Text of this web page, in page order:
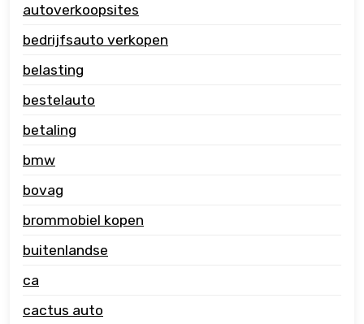
autoverkoopsites
bedrijfsauto verkopen
belasting
bestelauto
betaling
bmw
bovag
brommobiel kopen
buitenlandse
ca
cactus auto